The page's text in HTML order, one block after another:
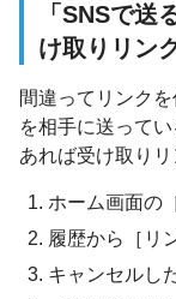
「SNSで送
け取りリン
間違ってリンク
を相手に送って
あれば受け取り
ホーム画面の
履歴から［リ
キャンセルし